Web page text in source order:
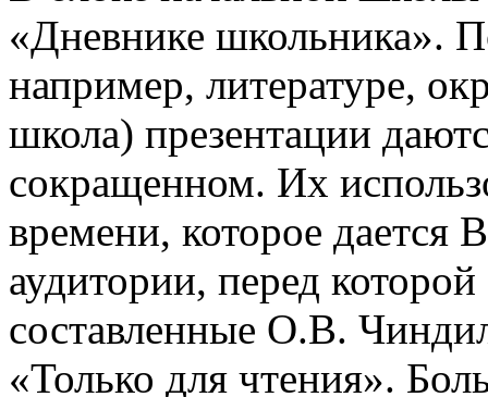
«Дневнике школьника».
например, литературе,
школа) презентации
сокращенном. Их
времени, которое дается
аудитории, перед
составленные О.В.
«Только для чтения».